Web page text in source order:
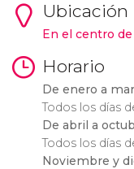
Ubicación
En el centro
Horario
De enero a
Todos los días
De abril a
Todos los días
Noviembre y